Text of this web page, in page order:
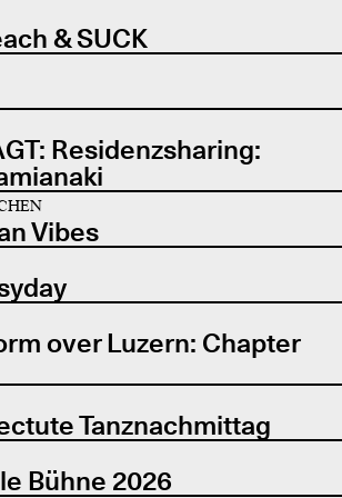
& SUCK
Residenzsharing:
Vibes
over Luzern: Chapter
Tanznachmittag
Bühne 2026